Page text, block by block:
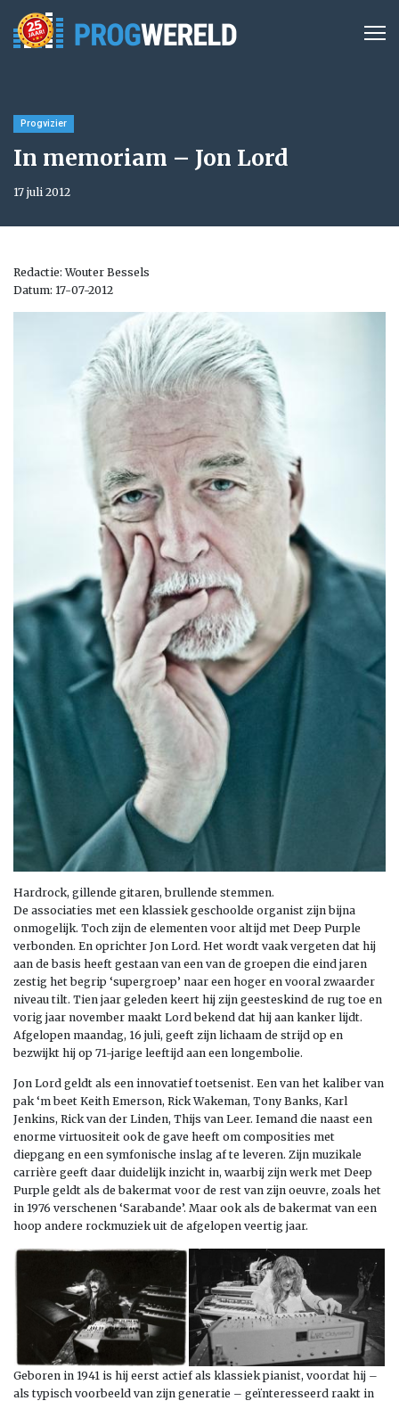
Progvizier
In memoriam – Jon Lord
17 juli 2012
Redactie: Wouter Bessels
Datum: 17-07-2012
Hardrock, gillende gitaren, brullende stemmen.
De associaties met een klassiek geschoolde organist zijn bijna
onmogelijk. Toch zijn de elementen voor altijd met Deep Purple
verbonden. En oprichter Jon Lord. Het wordt vaak vergeten dat hij
aan de basis heeft gestaan van een van de groepen die eind jaren
zestig het begrip ‘supergroep’ naar een hoger en vooral zwaarder
niveau tilt. Tien jaar geleden keert hij zijn geesteskind de rug toe en
vorig jaar november maakt Lord bekend dat hij aan kanker lijdt.
Afgelopen maandag, 16 juli, geeft zijn lichaam de strijd op en
bezwijkt hij op 71-jarige leeftijd aan een longembolie.
Jon Lord geldt als een innovatief toetsenist. Een van het kaliber van
pak ‘m beet Keith Emerson, Rick Wakeman, Tony Banks, Karl
Jenkins, Rick van der Linden, Thijs van Leer. Iemand die naast een
enorme virtuositeit ook de gave heeft om composities met
diepgang en een symfonische inslag af te leveren. Zijn muzikale
carrière geeft daar duidelijk inzicht in, waarbij zijn werk met Deep
Purple geldt als de bakermat voor de rest van zijn oeuvre, zoals het
in 1976 verschenen ‘Sarabande’. Maar ook als de bakermat van een
hoop andere rockmuziek uit de afgelopen veertig jaar.
Geboren in 1941 is hij eerst actief als klassiek pianist, voordat hij –
als typisch voorbeeld van zijn generatie – geïnteresseerd raakt in